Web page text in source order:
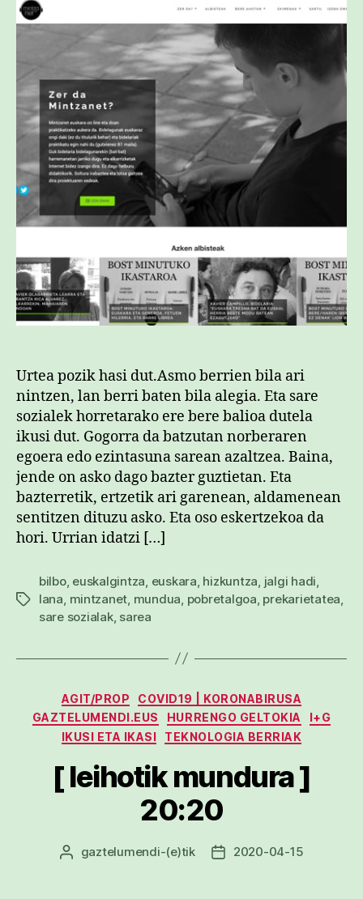
Urtea pozik hasi dut.Asmo berrien bila ari
nintzen, lan berri baten bila alegia. Eta sare
sozialek horretarako ere bere balioa dutela
ikusi dut. Gogorra da batzutan norberaren
egoera edo ezintasuna sarean azaltzea. Baina,
jende on asko dago bazter guztietan. Eta
bazterretik, ertzetik ari garenean, aldamenean
sentitzen dituzu asko. Eta oso eskertzekoa da
hori. Urrian idatzi […]
Etiketak
bilbo, euskalgintza euskara hizkuntza jalgi hadi
lana mintzanet mundua pobretalgoa prekarietatea
sare sozialak, sarea
Kategoriak
AGIT/PROP
COVID19 | KORONABIRUSA
GAZTELUMENDI.EUS
HURRENGO GELTOKIA
I+G
IKUSI ETA IKASI
TEKNOLOGIA BERRIAK
[ leihotik mundura ]
20:20
Argitalpenaren
gaztelumendi-(e)tik
Argitalpenaren
2020-04-15